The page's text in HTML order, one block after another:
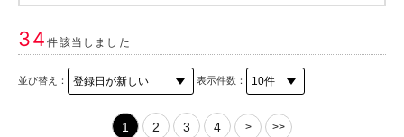
34件該当しました
並び替え： 表示件数：
1 2 3 4 > >>